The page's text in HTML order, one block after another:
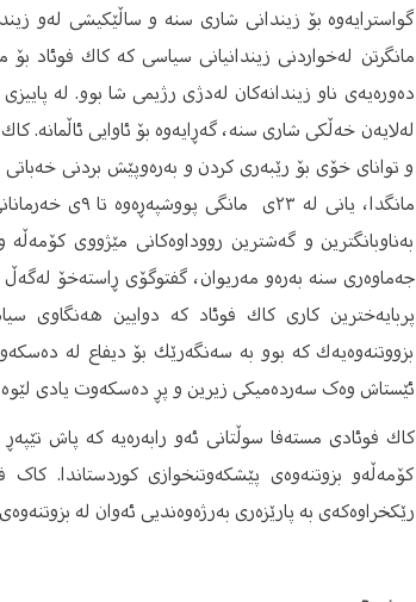
گواسترایه‌وه‌ بۆ زیندانی شاری سنه ‌و ساڵێكیشی له‌و
و توانای خۆی بۆ رێبه‌ری كردن و به‌ره‌وپێش بردنی خه‌باتی
به‌ناوبانگترین و گه‌شترین رووداوه‌کانی مێژووی
جه‌ماوه‌ری سنه‌ به‌ره‌و مه‌ریوان، گفتوگۆی ڕاسته‌خۆ
پربایه‌خترین كاری كاك فوئاد كه‌ دوایین هه‌نگاوی
بزووتنه‌وه‌یه‌ك كه‌ بوو به‌ سه‌نگه‌رێك بۆ دیفاع له‌
ئێستاش وەک سەردەمیکی زیرین و پڕ دەسکەوت یادی
كۆمەڵە‌و بزوتنەوەی پێشكەوتنخوازی كوردستاندا.
رێكخراوەكەی بە پارێزەری بەرژەوەندیی ئەوان لە